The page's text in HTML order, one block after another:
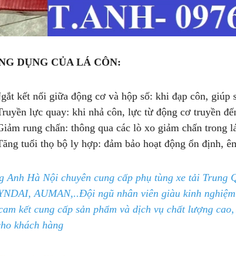
DỤNG CỦA LÁ CÔN:
kết nối giữa động cơ và hộp số: khi đạp côn, giúp
lực quay: khi nhả côn, lực từ động cơ truyền
rung chấn: thông qua các lò xo giảm chấn trong
tuổi thọ bộ ly hợp: đảm bảo hoạt động ổn định,
Anh Hà Nội chuyên cung cấp phụ tùng xe tải
AUMAN,..Đội ngũ nhân viên giàu kinh
kết cung cấp sản phẩm và dịch vụ chất lượng
khách hàng